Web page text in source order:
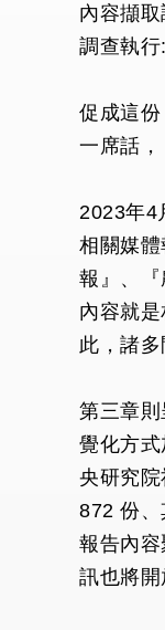
內容擷
調查執
促成這
一席話，
2023年4
相關媒
報』、
內容就
此，諸
第三章
覺化方
央研究
872 份
報告內
訊也將開